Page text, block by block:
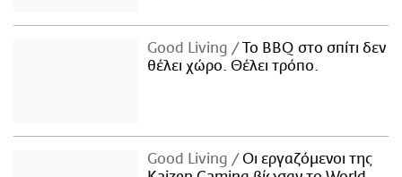
Good Living
Το BBQ στο σπίτι δεν
θέλει χώρο. Θέλει τρόπο.
Good Living
Οι εργαζόμενοι της